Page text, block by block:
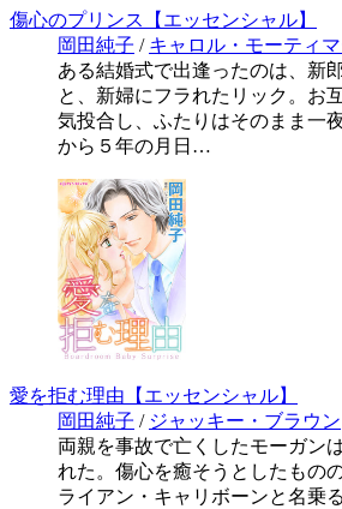
傷心のプリンス【エッセンシャル】
岡田純子 / キャロル・モーティ
ある結婚式で出逢ったのは、新
と、新婦にフラれたリック。お
気投合し、ふたりはそのまま一
から５年の月日…
愛を拒む理由【エッセンシャル】
岡田純子 / ジャッキー・ブラウン
両親を事故で亡くしたモーガン
れた。傷心を癒そうとしたもの
ライアン・キャリボーンと名乗